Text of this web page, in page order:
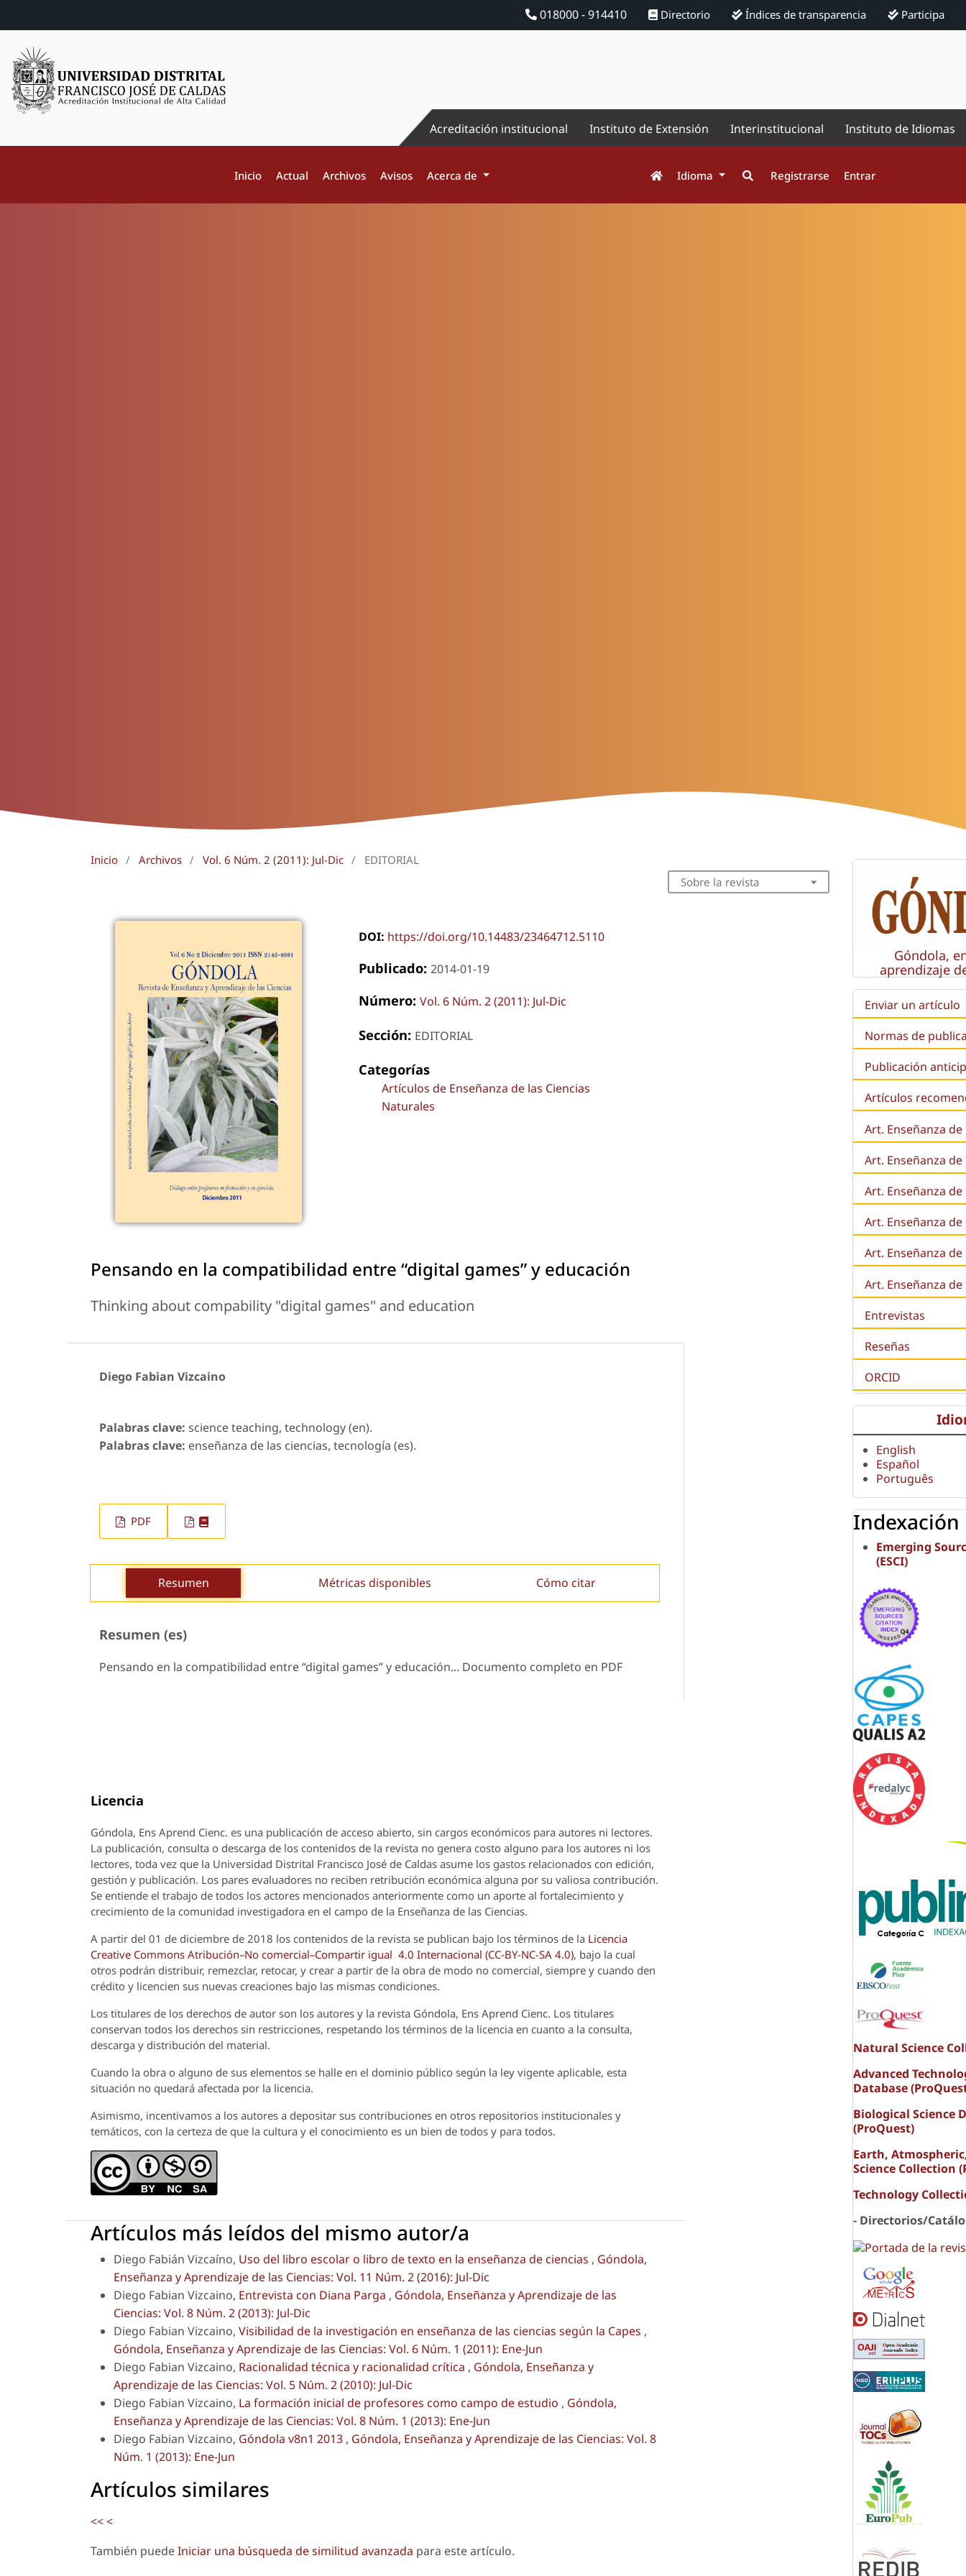
018000 - 914410 Directorio Índices de transparencia Participa
Acreditación institucional Instituto de Extensión Interinstitucional Instituto de Idiomas
Inicio Actual Archivos Avisos Acerca de Idioma Registrarse Entrar
Inicio / Archivos / Vol. 6 Núm. 2 (2011): Jul-Dic / EDITORIAL
DOI: https://doi.org/10.14483/23464712.5110
Publicado: 2014-01-19
Número: Vol. 6 Núm. 2 (2011): Jul-Dic
Sección: EDITORIAL
Categorías
Artículos de Enseñanza de las Ciencias
Naturales
Pensando en la compatibilidad entre “digital games” y educación
Thinking about compability "digital games" and education
Diego Fabian Vizcaino
Palabras clave: science teaching, technology (en).
Palabras clave: enseñanza de las ciencias, tecnología (es).
PDF
Resumen Métricas disponibles Cómo citar
Resumen (es)
Pensando en la compatibilidad entre “digital games” y educación... Documento completo en PDF
Licencia
Góndola, Ens Aprend Cienc. es una publicación de acceso abierto, sin cargos económicos para autores ni lectores.
La publicación, consulta o descarga de los contenidos de la revista no genera costo alguno para los autores ni los
lectores, toda vez que la Universidad Distrital Francisco José de Caldas asume los gastos relacionados con edición,
gestión y publicación. Los pares evaluadores no reciben retribución económica alguna por su valiosa contribución.
Se entiende el trabajo de todos los actores mencionados anteriormente como un aporte al fortalecimiento y
crecimiento de la comunidad investigadora en el campo de la Enseñanza de las Ciencias.
A partir del 01 de diciembre de 2018 los contenidos de la revista se publican bajo los términos de la Licencia
Creative Commons Atribución–No comercial–Compartir igual 4.0 Internacional (CC-BY-NC-SA 4.0), bajo la cual
otros podrán distribuir, remezclar, retocar, y crear a partir de la obra de modo no comercial, siempre y cuando den
crédito y licencien sus nuevas creaciones bajo las mismas condiciones.
Los titulares de los derechos de autor son los autores y la revista Góndola, Ens Aprend Cienc. Los titulares
conservan todos los derechos sin restricciones, respetando los términos de la licencia en cuanto a la consulta,
descarga y distribución del material.
Cuando la obra o alguno de sus elementos se halle en el dominio público según la ley vigente aplicable, esta
situación no quedará afectada por la licencia.
Asimismo, incentivamos a los autores a depositar sus contribuciones en otros repositorios institucionales y
temáticos, con la certeza de que la cultura y el conocimiento es un bien de todos y para todos.
Artículos más leídos del mismo autor/a
Diego Fabián Vizcaíno, Uso del libro escolar o libro de texto en la enseñanza de ciencias , Góndola,
Enseñanza y Aprendizaje de las Ciencias: Vol. 11 Núm. 2 (2016): Jul-Dic
Diego Fabian Vizcaino, Entrevista con Diana Parga , Góndola, Enseñanza y Aprendizaje de las
Ciencias: Vol. 8 Núm. 2 (2013): Jul-Dic
Diego Fabian Vizcaino, Visibilidad de la investigación en enseñanza de las ciencias según la Capes ,
Góndola, Enseñanza y Aprendizaje de las Ciencias: Vol. 6 Núm. 1 (2011): Ene-Jun
Diego Fabian Vizcaino, Racionalidad técnica y racionalidad crítica , Góndola, Enseñanza y
Aprendizaje de las Ciencias: Vol. 5 Núm. 2 (2010): Jul-Dic
Diego Fabian Vizcaino, La formación inicial de profesores como campo de estudio , Góndola,
Enseñanza y Aprendizaje de las Ciencias: Vol. 8 Núm. 1 (2013): Ene-Jun
Diego Fabian Vizcaino, Góndola v8n1 2013 , Góndola, Enseñanza y Aprendizaje de las Ciencias: Vol. 8
Núm. 1 (2013): Ene-Jun
Artículos similares
<<<
También puedeIniciar una búsqueda de similitud avanzada para este artículo.
Sobre la revista
Góndola,
aprendizaje
Enviar un artículo
Normas de
Publicación
Artículos
Art. Enseñanza
Art. Enseñanza
Art. Enseñanza de
Art. Enseñanza de
Art. Enseñanza
Art. Enseñanza
Entrevistas
Reseñas
ORCID
English
Español
Português
Indexación
Emerging
(ESCI)
Natural Science
Advanced
Database
Biological Science
(ProQuest)
Earth,
Science Collection
Technology
- Directorios/